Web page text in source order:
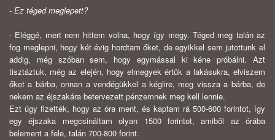
- Ez téged meglepett?
- Eléggé, mert nem hittem volna, hogy így megy. Téged meg talán az
fog meglepni, hogy két évig hordtam őket, de egyikkel sem jutottunk el
addig, még szóban sem, hogy egymással ki kéne próbálni. Azt
tisztáztuk, még az elején, hogy elmegyek értük a lakásukra, elviszem
őket a bárba, onnan a vendégükkel a kéglire, meg vissza a bárba, de
nekem az éjszakára betervezett pénzemnek meg kell lennie.
Ezt úgy fizették, hogy az óra ment, és kaptam rá 500-600 forintot, így
egy éjszaka megcsináltam olyan 1500 forintot, amiből az órába
belement a fele, talán 700-800 forint.